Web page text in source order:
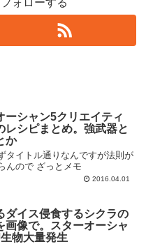
ーシャン5クリエイティ
レシピまとめ。強武器と
か
タイトル通りなんですが法則が
んので ざっとメモ
2016.04.01
ダイス侵食するシクラの
画像で。スターオーシャ
物大量発生